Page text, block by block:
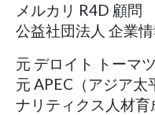
メルカリ R4D 顧問
公益社団法人 企業
元 デロイト トーマ
元 APEC（アジア
ナリティクス人材